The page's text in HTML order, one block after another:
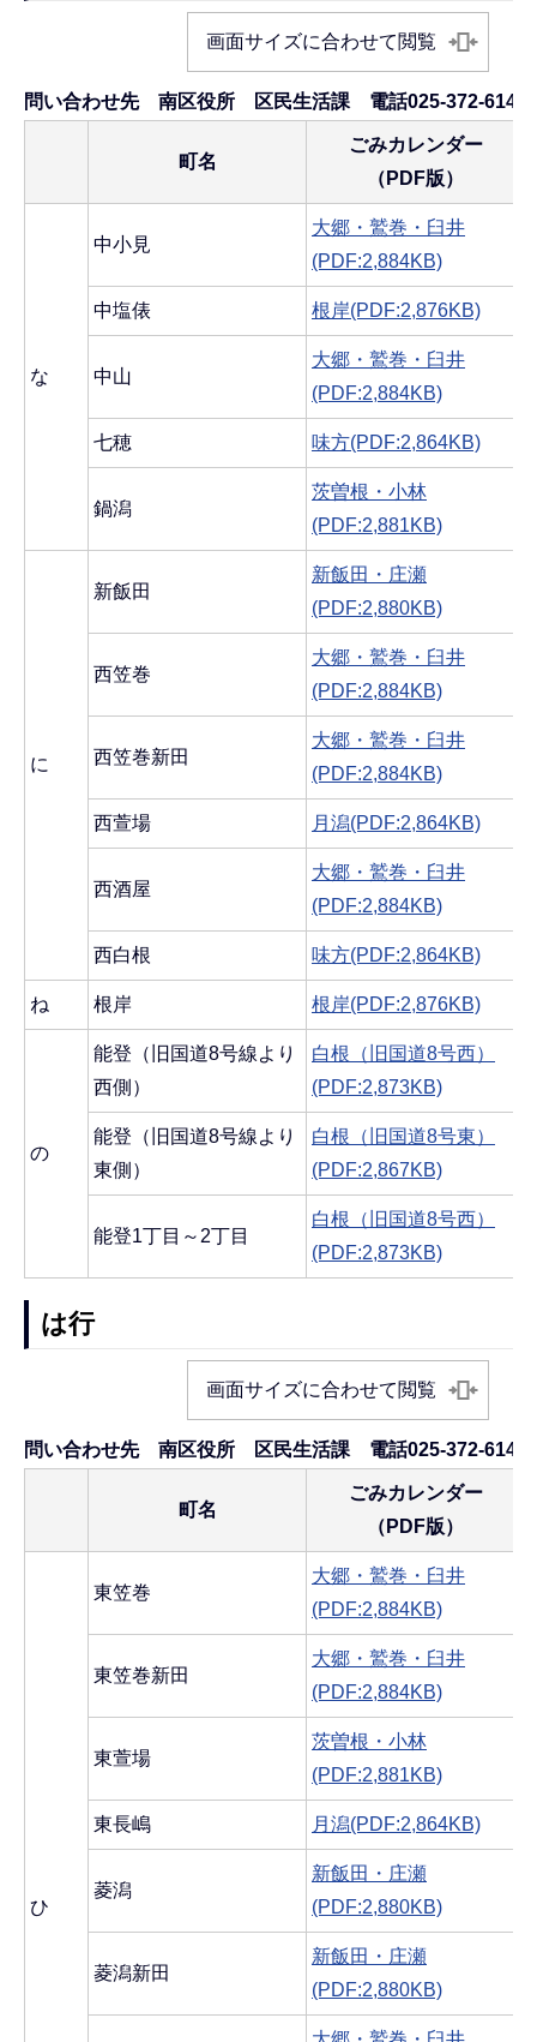
画面サイズに合わせて閲覧
問い合わせ先 南区役所 区民生活課 電話025-372-6145
町名
ごみカレンダー
（PDF版）
な
中小見
大郷・鷲巻・臼井
(PDF:2,884KB)
中塩俵 根岸(PDF:2,876KB)
中山
大郷・鷲巻・臼井
(PDF:2,884KB)
七穂 味方(PDF:2,864KB)
鍋潟
茨曽根・小林
(PDF:2,881KB)
に
新飯田
新飯田・庄瀬
(PDF:2,880KB)
西笠巻
大郷・鷲巻・臼井
(PDF:2,884KB)
西笠巻新田
大郷・鷲巻・臼井
(PDF:2,884KB)
西萱場 月潟(PDF:2,864KB)
西酒屋
大郷・鷲巻・臼井
(PDF:2,884KB)
西白根 味方(PDF:2,864KB)
ね 根岸 根岸(PDF:2,876KB)
の
能登（旧国道8号線より
西側）
白根（旧国道8号西）
(PDF:2,873KB)
能登（旧国道8号線より
東側）
白根（旧国道8号東）
(PDF:2,867KB)
能登1丁目～2丁目
白根（旧国道8号西）
(PDF:2,873KB)
は行
画面サイズに合わせて閲覧
問い合わせ先 南区役所 区民生活課 電話025-372-6145
町名
ごみカレンダー
（PDF版）
ひ
東笠巻
大郷・鷲巻・臼井
(PDF:2,884KB)
東笠巻新田
大郷・鷲巻・臼井
(PDF:2,884KB)
東萱場
茨曽根・小林
(PDF:2,881KB)
東長嶋 月潟(PDF:2,864KB)
菱潟
新飯田・庄瀬
(PDF:2,880KB)
菱潟新田
新飯田・庄瀬
(PDF:2,880KB)